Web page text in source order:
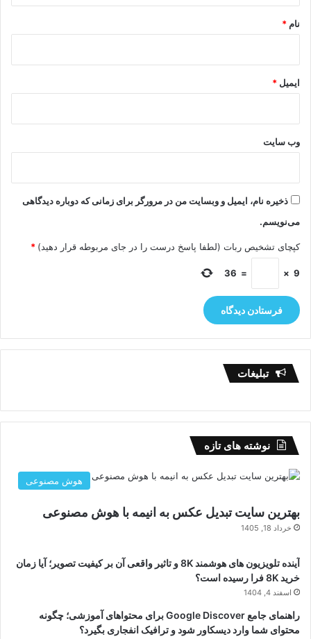
نام *
ایمیل *
وب‌ سایت
ذخیره نام، ایمیل و وبسایت من در مرورگر برای زمانی که دوباره دیدگاهی
می‌نویسم.
کپچای تشخیص ربات (لطفا پاسخ درست را در جای مربوطه قرار دهید) *
9
×
=
36
تبلیغات
نوشته های تازه
هوش مصنوعی
بهترین سایت تبدیل عکس به انیمه با هوش مصنوعی
خرداد 18, 1405
آینده تلویزیون های هوشمند 8K و تاثیر واقعی آن بر کیفیت تصویر؛ آیا زمان
خرید 8K فرا رسیده است؟
اسفند 4, 1404
راهنمای جامع Google Discover برای محتواهای آموزشی؛ چگونه
محتوای شما وارد دیسکاور شود و ترافیک انفجاری بگیرد؟